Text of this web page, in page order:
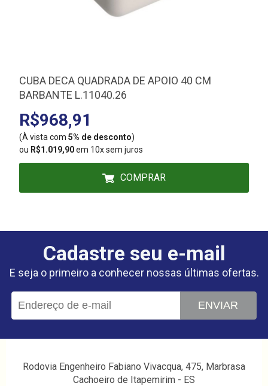
CUBA DECA QUADRADA DE APOIO 40 CM
BARBANTE L.11040.26
R$968,91
(À vista com 5% de desconto)
ou R$1.019,90em 10x sem juros
COMPRAR
Cadastre seu e-mail
E seja o primeiro a conhecer nossas últimas ofertas.
ENVIAR
Rodovia Engenheiro Fabiano Vivacqua, 475, Marbrasa
Cachoeiro de Itapemirim - ES